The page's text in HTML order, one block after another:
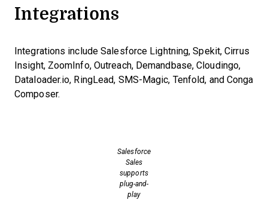
Integrations
Integrations include Salesforce Lightning, Spekit, Cirrus
Insight, ZoomInfo, Outreach, Demandbase, Cloudingo,
Dataloader.io, RingLead, SMS-Magic, Tenfold, and Conga
Composer.
Salesforce
Sales
supports
plug-and-
play